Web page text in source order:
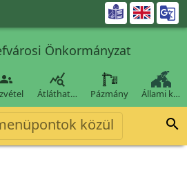

Önkormányzat

Átláthat… Pázmány Állami k…
közül 